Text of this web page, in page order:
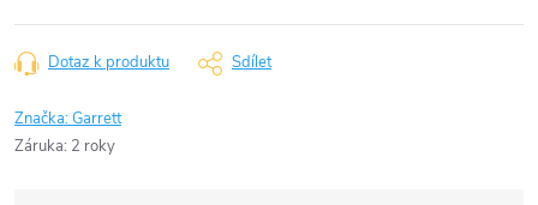
Dotaz k produktu Sdílet
Značka:Garrett
Záruka: 2 roky